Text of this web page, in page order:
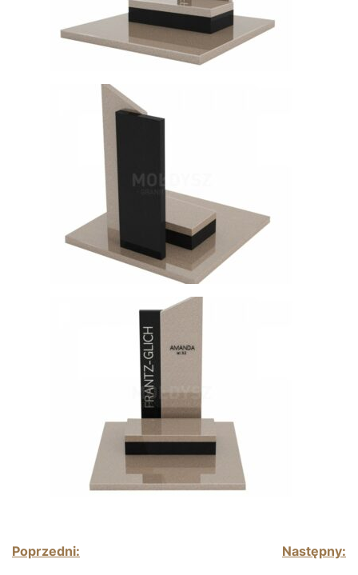
Nawigacja wpisu
Poprzedni: Następny: